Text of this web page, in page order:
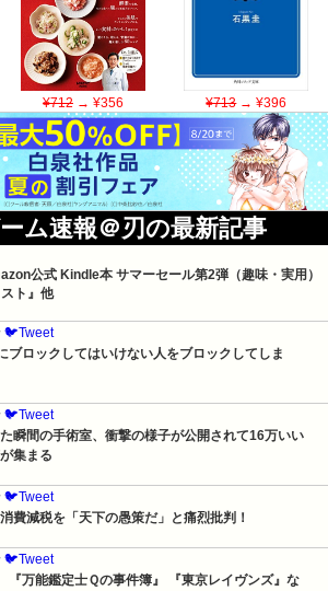
¥712→ ¥356 ¥713→ ¥396
ム速報＠刃の最新記事
公式 Kindle本 サマーセール第2弾（趣味・実用）
ト』他
🐦Tweet
ブロックしてはいけない人をブロックしてしま
🐦Tweet
瞬間の手術室、衝撃の様子が公開されて16万いい
集まる
🐦Tweet
費減税を「天下の愚策だ」と痛烈批判！
🐦Tweet
『万能鑑定士Ｑの事件簿』 『東京レイヴンズ』な